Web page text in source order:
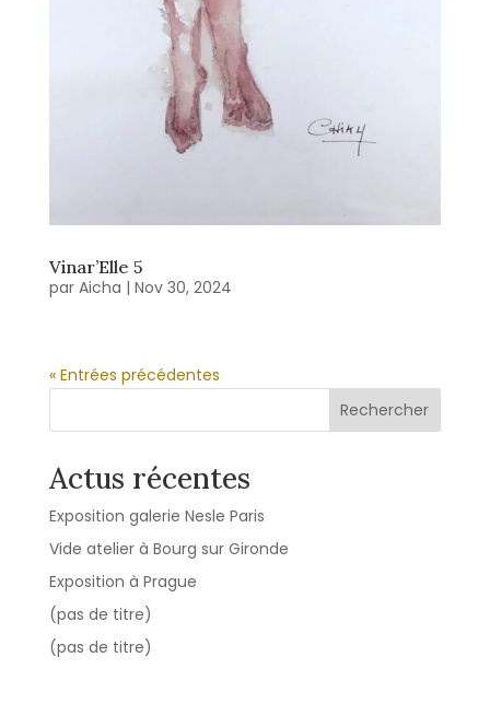
Vinar’Elle 5
par Aicha | Nov 30, 2024
« Entrées précédentes
Rechercher
Actus récentes
Exposition galerie Nesle Paris
Vide atelier à Bourg sur Gironde
Exposition à Prague
(pas de titre)
(pas de titre)